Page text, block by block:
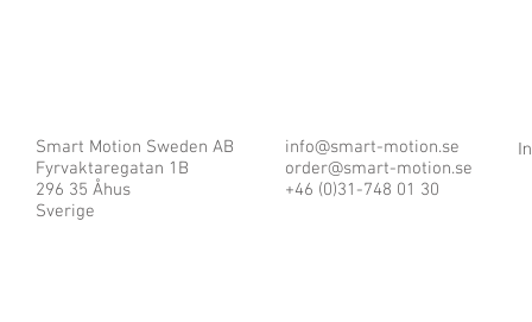
Smart Motion Sweden AB
Fyrvaktaregatan 1B
296 35 Åhus
Sverige
info@smart-motion.se
order@smart-motion.se
+46 (0)31-748 01 30